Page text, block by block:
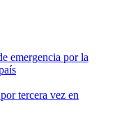
emergencia por la
tercera vez en